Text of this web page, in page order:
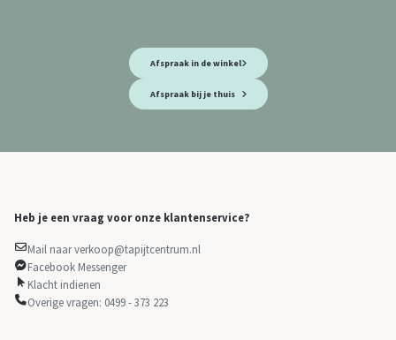
Afspraak in de winkel
Afspraak bij je thuis
Heb je een vraag voor onze klantenservice?
Mail naar verkoop@tapijtcentrum.nl
Facebook Messenger
Klacht indienen
Overige vragen: 0499 - 373 223